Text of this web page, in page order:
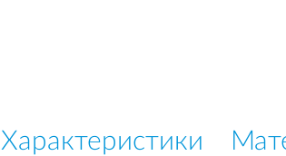
Характеристики